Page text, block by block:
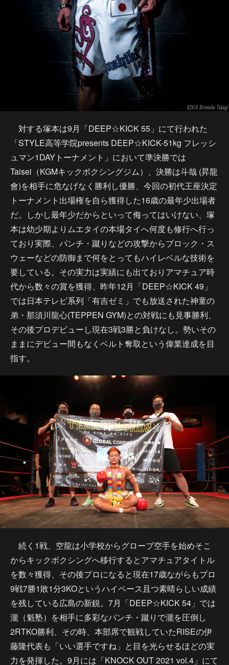
対する塚本は9月「DEEP☆KICK 55」にて行われた
「STYLE高等学院presents DEEP☆KICK-51kg フレッシ
ュマン1DAYトーナメント」において準決勝では
Taisei（KGMキックボクシングジム）、決勝は斗哉 (昇龍
會)を相手に危なげなく勝利し優勝、今回の初代王座決定
トーナメント出場権を自ら獲得した16歳の最年少出場者
だ。しかし最年少だからといって侮ってはいけない、塚
本は幼少期よりムエタイの本場タイへ何度も修行へ行っ
ており実際、パンチ・蹴りなどの攻撃からブロック・ス
ウェーなどの防御まで何をとってもハイレベルな技術を
要している。その実力は実績にも出ておりアマチュア時
代から数々の賞を獲得、昨年12月「DEEP☆KICK 49」
では日本テレビ系列「有吉ゼミ」でも放送された神童の
弟・那須川龍心(TEPPEN GYM)との対戦にも見事勝利、
その後プロデビューし現在3戦3勝と負けなし。勢いその
ままにデビュー間もなくベルト奪取という偉業達成を目
指す。
続く1戦、空龍は小学校からグローブ空手を始めそこ
からキックボクシングへ移行するとアマチュアタイトル
を数々獲得、その後プロになると現在17歳ながらもプロ
9戦7勝1敗1分3KOというハイペース且つ素晴らしい成績
を残している広島の新鋭。7月「DEEP☆KICK 54」では
瀧（魁塾）を相手に多彩なパンチ・蹴りで瀧を圧倒し
2RTKO勝利、その時、本部席で観戦していたRISEの伊
藤隆代表も「いい選手ですね」と目を光らせるほどの実
力を発揮した。9月には「KNOCK OUT 2021 vol.4」にて